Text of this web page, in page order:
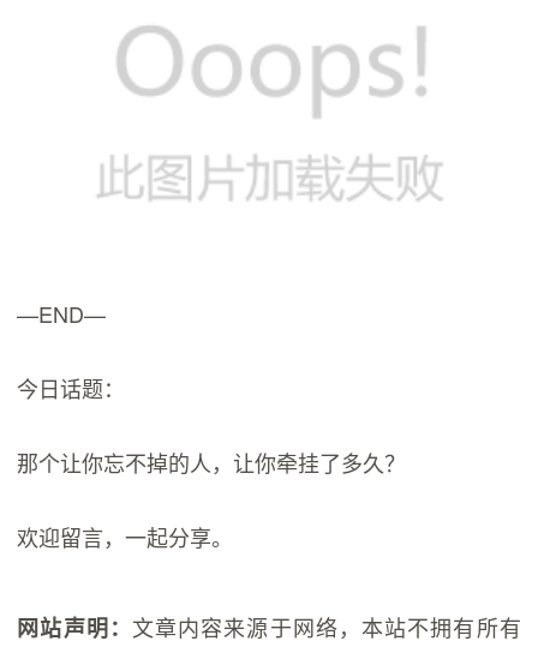
—END—
今日话题：
那个让你忘不掉的人，让你牵挂了多久？
欢迎留言，一起分享。
网站声明： 文章内容来源于网络，本站不拥有所有